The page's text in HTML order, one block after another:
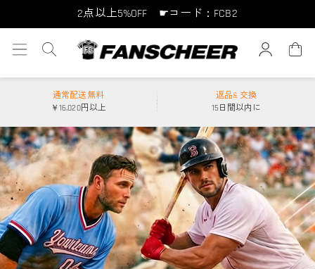
10点以上10%OFF ☛コード：FCB10
15点以上15%OFF ☛コード：FCB15
通常配送無料
￥16,020円以上
返品& 交換
15日間以内に